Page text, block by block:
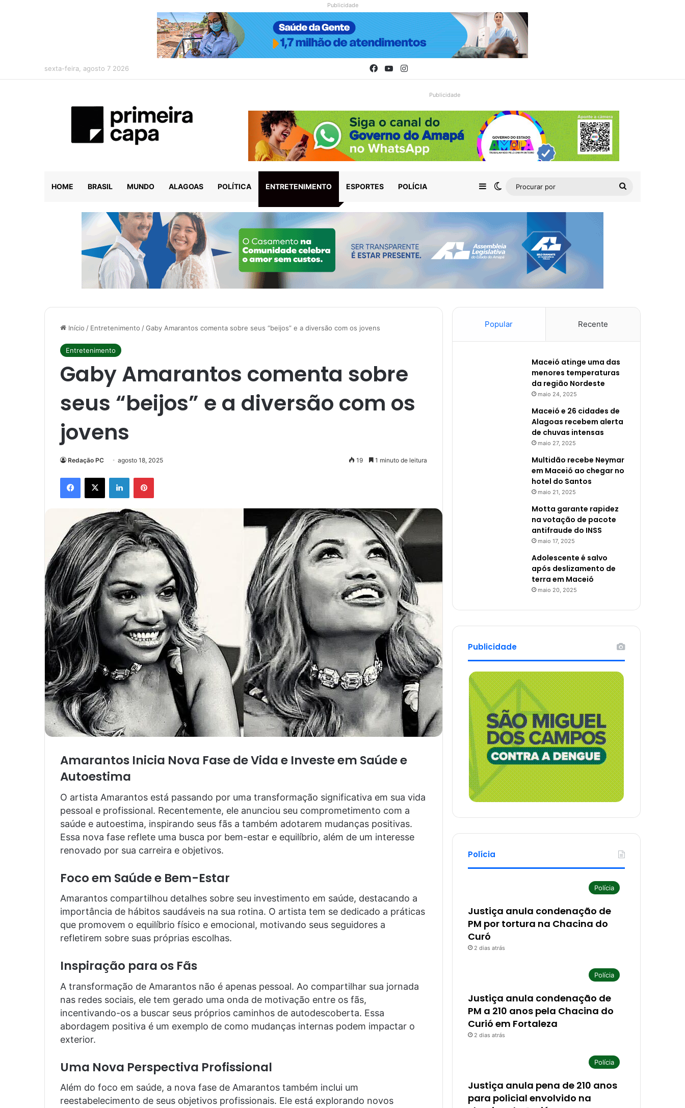
Publicidade
sexta-feira, agosto 7 2026 Facebook
YouTubeInstagram
Publicidade
HOME BRASIL MUNDO ALAGOAS POLÍTICA ENTRETENIMENTO ESPORTES POLÍCIA Barra Lateral
Switch skin
Procurar
Início / Entretenimento /Gaby Amarantos comenta sobre seus “beijos” e a diversão com os jovens
Entretenimento
Gaby Amarantos comenta sobre
seus “beijos” e a diversão com os
jovens
Redação PC agosto 18, 2025 19 1 minuto de leitura
Facebook
X LinkedinPinterest
Amarantos Inicia Nova Fase de Vida e Investe em Saúde e
Autoestima
O artista Amarantos está passando por uma transformação significativa em sua vida
pessoal e profissional. Recentemente, ele anunciou seu comprometimento com a
saúde e autoestima, inspirando seus fãs a também adotarem mudanças positivas.
Essa nova fase reflete uma busca por bem-estar e equilíbrio, além de um interesse
renovado por sua carreira e objetivos.
Foco em Saúde e Bem-Estar
Amarantos compartilhou detalhes sobre seu investimento em saúde, destacando a
importância de hábitos saudáveis na sua rotina. O artista tem se dedicado a práticas
que promovem o equilíbrio físico e emocional, motivando seus seguidores a
refletirem sobre suas próprias escolhas.
Inspiração para os Fãs
A transformação de Amarantos não é apenas pessoal. Ao compartilhar sua jornada
nas redes sociais, ele tem gerado uma onda de motivação entre os fãs,
incentivando-os a buscar seus próprios caminhos de autodescoberta. Essa
abordagem positiva é um exemplo de como mudanças internas podem impactar o
exterior.
Uma Nova Perspectiva Profissional
Além do foco em saúde, a nova fase de Amarantos também inclui um
reestabelecimento de seus objetivos profissionais. Ele está explorando novos
Popular Recente
Maceió atinge uma das
menores temperaturas
da região Nordeste
maio 24, 2025
Maceió e 26 cidades de
Alagoas recebem alerta
de chuvas intensas
maio 27, 2025
Multidão recebe Neymar
em Maceió ao chegar no
hotel do Santos
maio 21, 2025
Motta garante rapidez
na votação de pacote
antifraude do INSS
maio 17, 2025
Adolescente é salvo
após deslizamento de
terra em Maceió
maio 20, 2025
Publicidade
Polícia
Polícia
Justiça anula condenação de
PM por tortura na Chacina do
Curó
2 dias atrás
Polícia
Justiça anula condenação de
PM a 210 anos pela Chacina do
Curió em Fortaleza
2 dias atrás
Polícia
Justiça anula pena de 210 anos
para policial envolvido na